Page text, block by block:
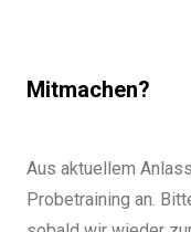
Mitmachen?
Aus aktuellem
Probetraining an.